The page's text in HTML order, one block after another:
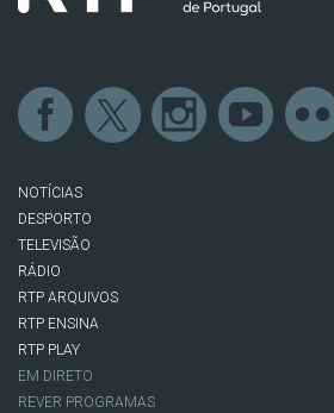
NOTÍCIAS
DESPORTO
TELEVISÃO
RÁDIO
RTP ARQUIVOS
RTP ENSINA
RTP PLAY
EM DIRETO
REVER PROGRAMAS